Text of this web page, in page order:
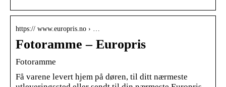
https:// www.europris.no › …
Fotoramme – Europris
Fotoramme
Få varene levert hjem på døren, til ditt nærmeste